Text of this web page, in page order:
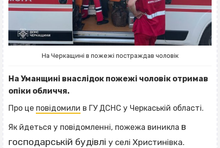
На Черкащині в пожежі постраждав чоловік
На Уманщині внаслідок пожежі чоловік отримав
опіки обличчя.
Про це повідомили в ГУ ДСНС у Черкаській області.
Як йдеться у повідомленні, пожежа виникла в
господарській будівлі у селі Христинівка.